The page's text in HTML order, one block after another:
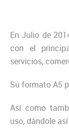
En Julio de
con el
servicios,
Su formato A5
Así como
uso, dándole